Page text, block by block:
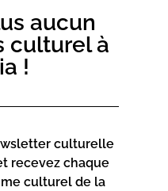
aucun
culturel à
!
culturelle
recevez chaque
culturel de la